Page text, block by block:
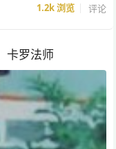
1.2k浏览 评论
卡罗法师